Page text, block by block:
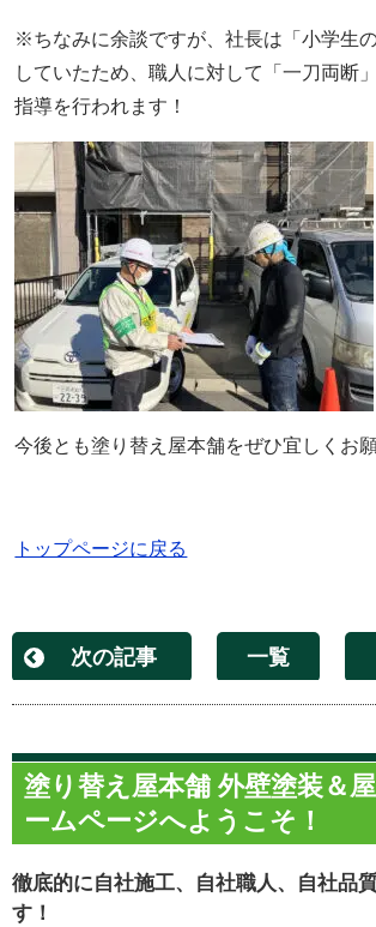
※ちなみに余談ですが、社長は「小学生
していたため、職人に対して「一刀両断
指導を行われます！
今後とも塗り替え屋本舗をぜひ宜しくお
トップページに戻る
次の記事 一覧
塗り替え屋本舗 外壁塗装＆
ームページへようこそ！
徹底的に自社施工、自社職人、自社品
す！